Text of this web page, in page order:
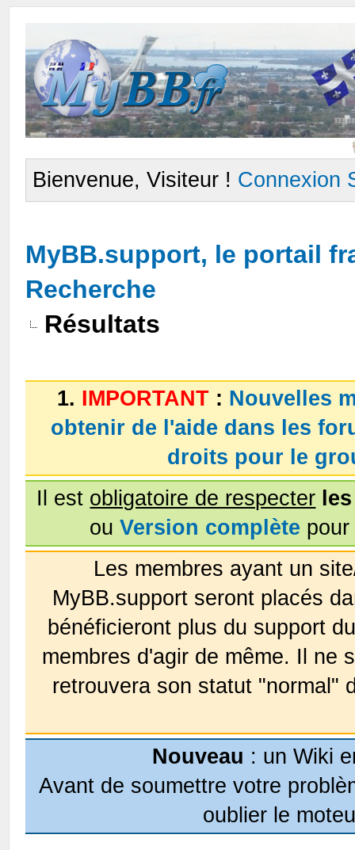
Bienvenue, Visiteur ! Connexion
MyBB.support, le portail
Recherche
Résultats
1. IMPORTANT : Nouvelles
obtenir de l'aide dans les
droits pour le
Il est obligatoire de respecter
ouVersion complète
Les membres ayant un
MyBB.support seront placés
bénéficieront plus du support
membres d'agir de même. Il ne
retrouvera son statut "normal"
Nouveau : un Wiki
Avant de soumettre votre
oublier le